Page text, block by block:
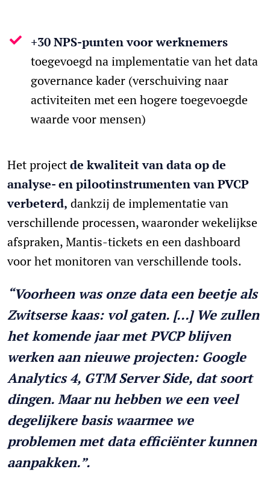
+30 NPS-punten voor werknemers
toegevoegd na implementatie van het data
governance kader (verschuiving naar
activiteiten met een hogere toegevoegde
waarde voor mensen)
Het projectde kwaliteit van data op de
analyse- en pilootinstrumenten van PVCP
verbeterd, dankzij de implementatie van
verschillende processen, waaronder wekelijkse
afspraken, Mantis-tickets en een dashboard
voor het monitoren van verschillende tools.
“Voorheen was onze data een beetje als
Zwitserse kaas: vol gaten. [...] We zullen
het komende jaar met PVCP blijven
werken aan nieuwe projecten: Google
Analytics 4, GTM Server Side, dat soort
dingen. Maar nu hebben we een veel
degelijkere basis waarmee we
problemen met data efficiënter kunnen
aanpakken.”.